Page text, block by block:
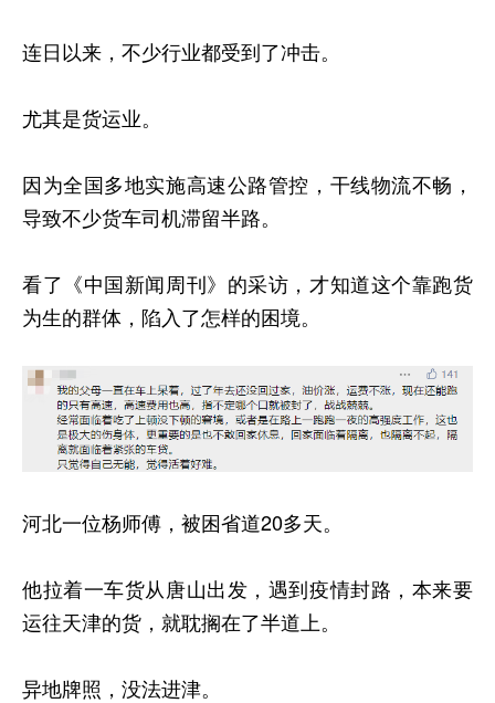
连日以来，不少行业都受到了冲击。
尤其是货运业。
因为全国多地实施高速公路管控，干线物流不畅，
导致不少货车司机滞留半路。
看了《中国新闻周刊》的采访，才知道这个靠跑货
为生的群体，陷入了怎样的困境。
河北一位杨师傅，被困省道20多天。
他拉着一车货从唐山出发，遇到疫情封路，本来要
运往天津的货，就耽搁在了半道上。
异地牌照，没法进津。